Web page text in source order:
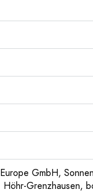
GmbH,
Höhr-Grenzhausen,